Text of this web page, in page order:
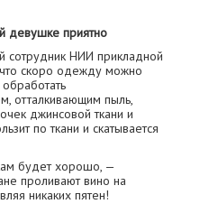
девушке приятно
сотрудник НИИ прикладной
что скоро одежду можно
отталкивающим пыль,
джинсовой ткани и
по ткани и скатывается
будет хорошо, —
проливают вино на
никаких пятен!